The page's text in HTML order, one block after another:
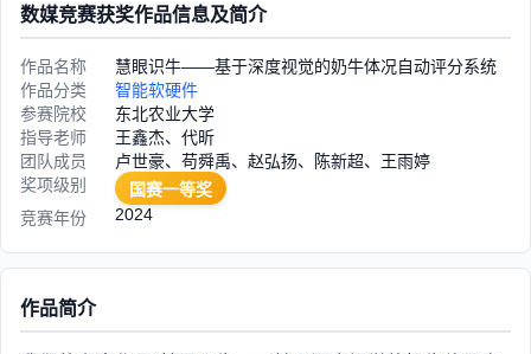
数媒竞赛获奖作品信息及简介
作品名称
慧眼识牛——基于深度视觉的奶牛体况自动评分系统
作品分类
智能软硬件
参赛院校
东北农业大学
指导老师
王鑫杰、代昕
团队成员
卢世豪、苟舜禹、赵弘扬、陈新超、王雨婷
奖项级别
国赛一等奖
竞赛年份
2024
作品简介